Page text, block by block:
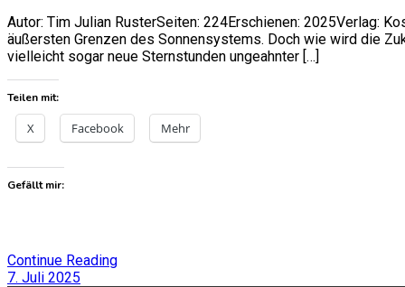
Autor: Tim Julian RusterSeiten: 224Erschienen: 2025Verlag:
äußersten Grenzen des Sonnensystems. Doch wie wird die
vielleicht sogar neue Sternstunden ungeahnter […]
Teilen mit:
X Facebook Mehr
Gefällt mir:
Continue Reading
7. Juli 2025